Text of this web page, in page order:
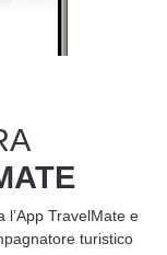
TravelMate e
turistico